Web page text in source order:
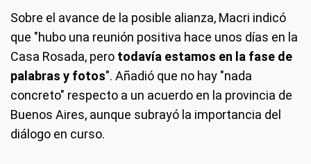
Sobre el avance de la posible alianza, Macri indicó
que "hubo una reunión positiva hace unos días en la
Casa Rosada, pero todavía estamos en la fase de
palabras y fotos". Añadió que no hay "nada
concreto" respecto a un acuerdo en la provincia de
Buenos Aires, aunque subrayó la importancia del
diálogo en curso.